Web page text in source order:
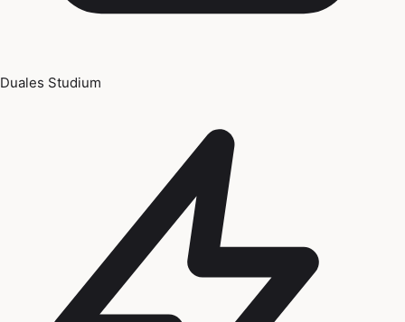
Duales Studium